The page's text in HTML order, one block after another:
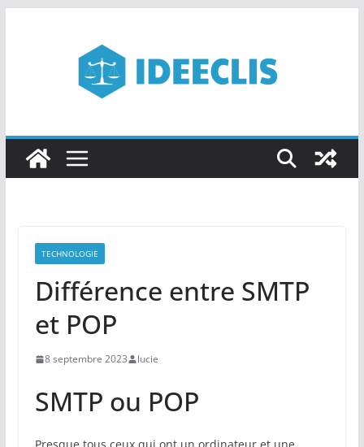
TECHNOLOGIE
Différence entre SMTP
et POP
8 septembre 2023 lucie
SMTP ou POP